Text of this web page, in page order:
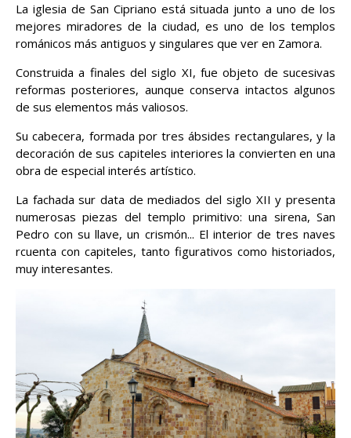
La iglesia de San Cipriano está situada junto a uno de los
mejores miradores de la ciudad, es uno de los templos
románicos más antiguos y singulares que ver en Zamora.
Construida a finales del siglo XI, fue objeto de sucesivas
reformas posteriores, aunque conserva intactos algunos
de sus elementos más valiosos.
Su cabecera, formada por tres ábsides rectangulares, y la
decoración de sus capiteles interiores la convierten en una
obra de especial interés artístico.
La fachada sur data de mediados del siglo XII y presenta
numerosas piezas del templo primitivo: una sirena, San
Pedro con su llave, un crismón... El interior de tres naves
rcuenta con capiteles, tanto figurativos como historiados,
muy interesantes.